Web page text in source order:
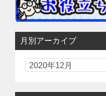
月別アーカイブ